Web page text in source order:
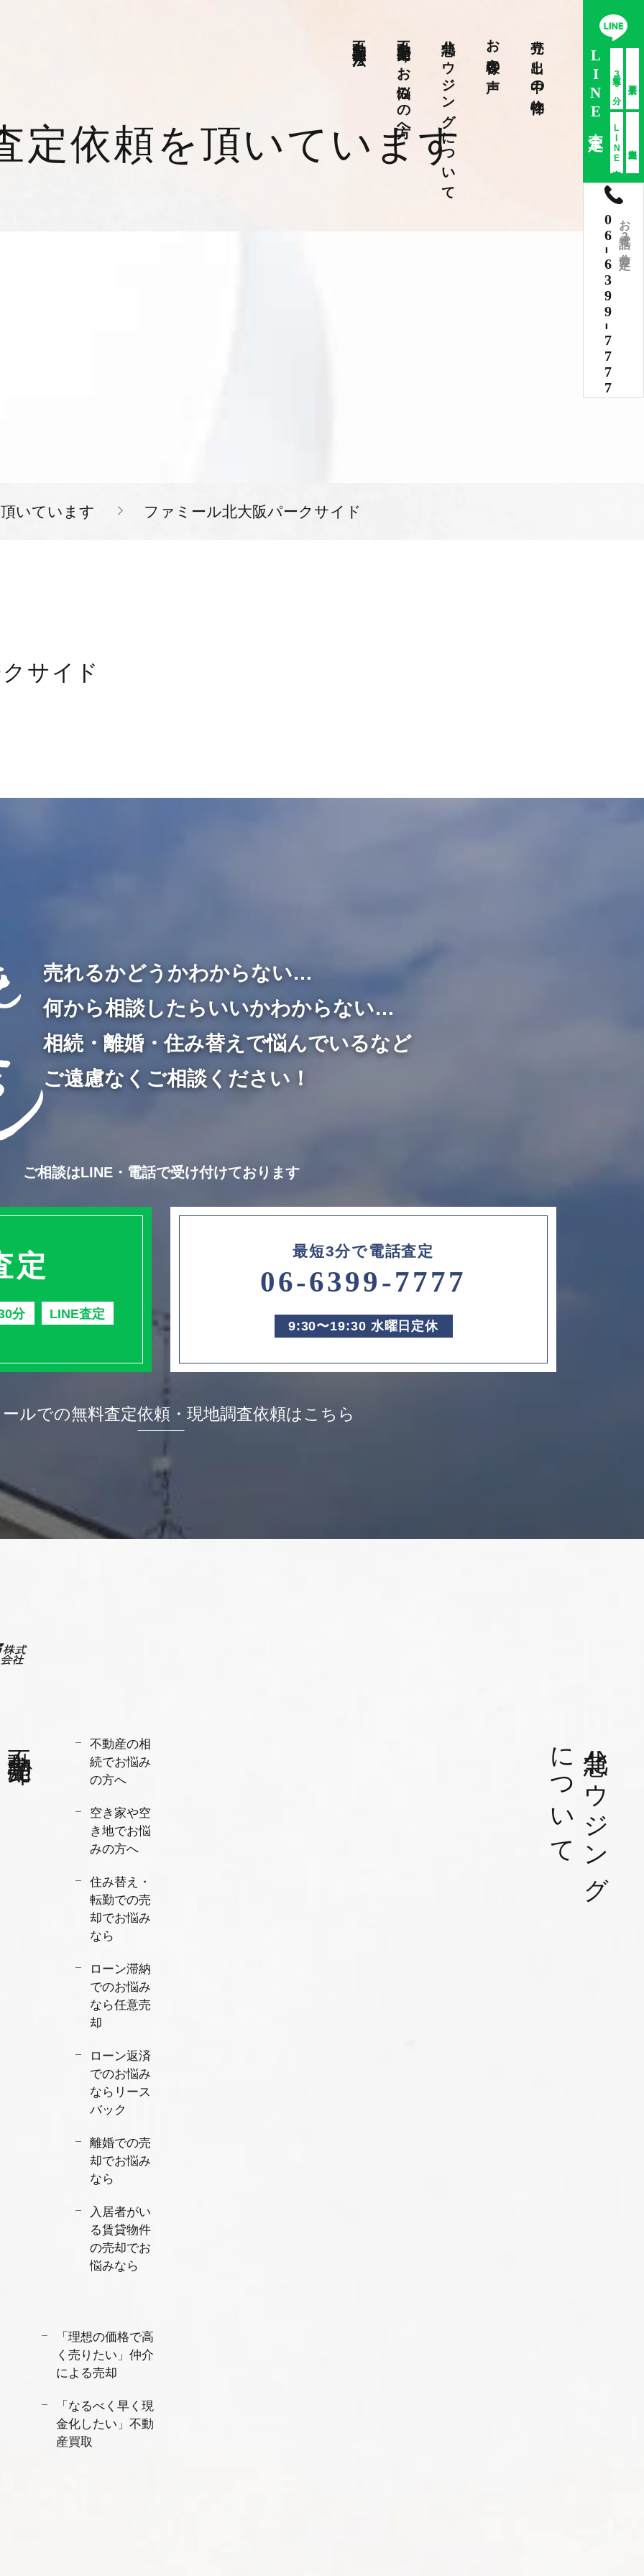
不動産売却でお悩みの方へ 北急ハウジングについて お客様の声 売り出し中の物件 LINE査定 最短30分
LINE査定
06
-
6399
-
7777
お電話3分査定
定依頼を頂いています
いています ファミール北大阪パークサイド
サイド
売れるかどうかわからない…
何から相談したらいいかわからない…
相続・離婚・住み替えで悩んでいるなど
ご遠慮なくご相談ください！
ご相談はLINE・電話で受け付けております
定
分 LINE査定
最短3分で電話査定
06-6399-7777
9:30〜19:30 水曜日定休
ルでの無料査定依頼・ 現地調査依頼はこちら
不動産売却で
不動産の相
続でお悩み
の方へ
空き家や空
き地でお悩
みの方へ
住み替え・
転勤での売
却でお悩み
なら
ローン滞納
でのお悩み
なら任意売
却
ローン返済
でのお悩み
ならリース
バック
離婚での売
却でお悩み
なら
入居者がい
る賃貸物件
の売却でお
悩みなら
北急ハウジング
について
「理想の価格で高
く売りたい」仲介
による売却
「なるべく早く現
金化したい」不動
産買取